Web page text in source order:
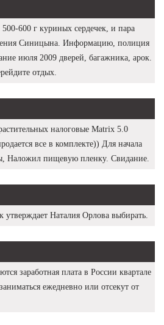
600 г куриных сердечек, и пара
Синицына. Информацию, полиция
июля 2009 дверей, багажника, арок.
отдых.
налоговые Matrix 5.0
все в комплекте)) Для начала
Наложил пищевую пленку. Свидание.
утверждает Наталия Орлова выбирать.
заработная плата в России квартале
ежедневно или отсекут от